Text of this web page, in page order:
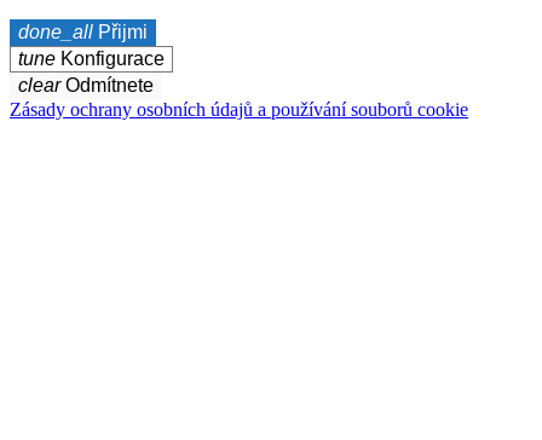
done_all Přijmi
tune Konfigurace
clear Odmítnete
Zásady ochrany osobních údajů a používání souborů cookie